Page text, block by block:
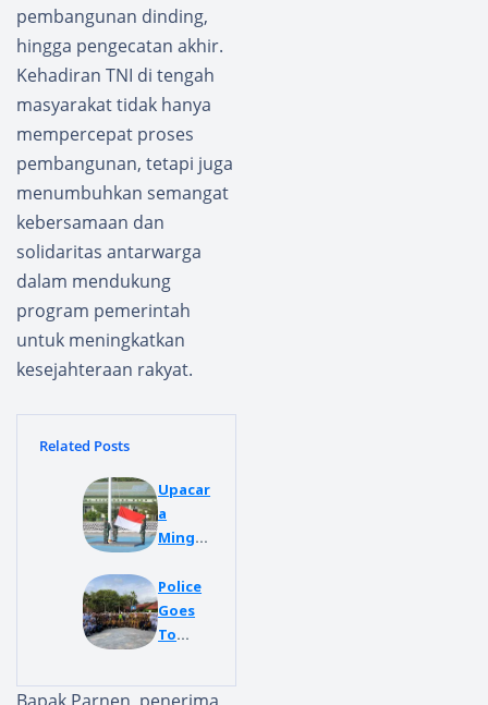
pembangunan dinding,
hingga pengecatan akhir.
Kehadiran TNI di tengah
masyarakat tidak hanya
mempercepat proses
pembangunan, tetapi juga
menumbuhkan semangat
kebersamaan dan
solidaritas antarwarga
dalam mendukung
program pemerintah
untuk meningkatkan
kesejahteraan rakyat.
Related Posts
Upacar
a
Mingg
Kodim
0427/W
ay
Wujud
Police
Goes
To
Kasatla